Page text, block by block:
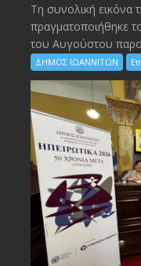
Τη συνολική εικόνα
πραγματοποιήθηκε
του Αυγούστου
ΔΗΜΟΣ ΙΩΑΝΝΙΤΩΝ